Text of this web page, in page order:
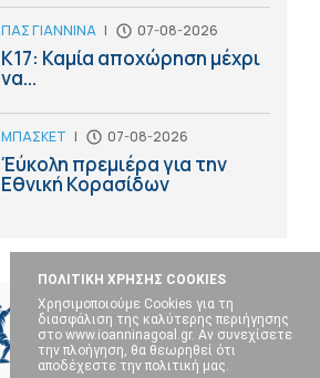
ΠΟΛΙΤΙΚΗ ΧΡΗΣΗΣ COOKIES
Χρησιμοποιούμε Cookies για τη
διασφάλιση της καλύτερης περιήγησης
στο www.ioanninagoal.gr. Αν συνεχίσετε
την πλοήγηση, θα θεωρηθεί ότι
αποδέχεστε την πολιτική μας.
ΠΑΣ ΓΙΑΝΝΙΝΑ | 07-08-2026
Κ17: Καμία αποχώρηση μέχρι
να...
ΜΠΑΣΚΕΤ | 07-08-2026
Έύκολη πρεμιέρα για την
Εθνική Κορασίδων